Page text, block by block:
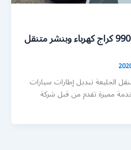
بنشر الجليعة 99007355 كراج كهرباء وبنشر متنقل
الجليعة تبديل إطارات سيارات
مميزة تقدم من قبل شركة